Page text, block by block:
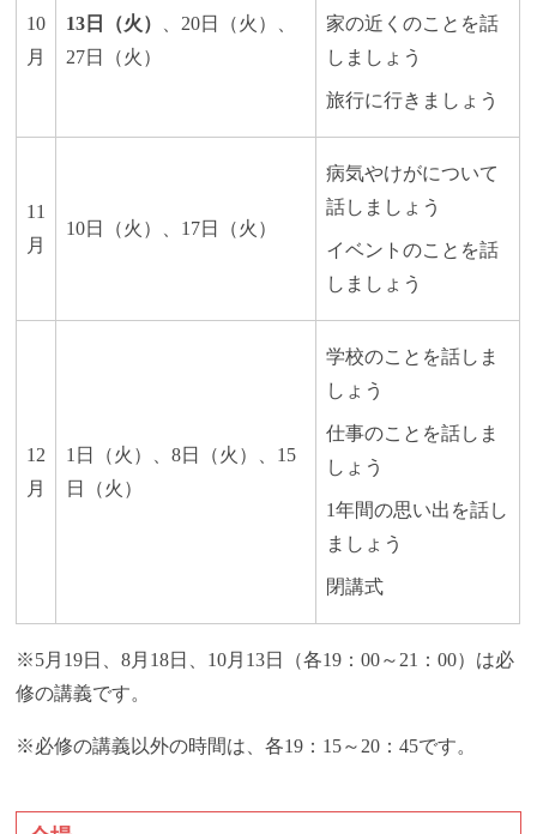
10
月
13日（火）
、20日（火）、
27日（火）
家の近くのことを話
しましょう
旅行に行きましょう
11
月
10日（火）、17日（火）​​​​​
病気やけがについて
話しましょう
イベントのことを話
しましょう
12
月
1日（火）、8日（火）、15
日（火）
学校のことを話しま
しょう
仕事のことを話しま
しょう
1年間の思い出を話し
ましょう
閉講式
※5月19日、8月18日、10月13日（各19：00～21：00）は必
修の講義です。
※必修の講義以外の時間は、各19：15～20：45です。